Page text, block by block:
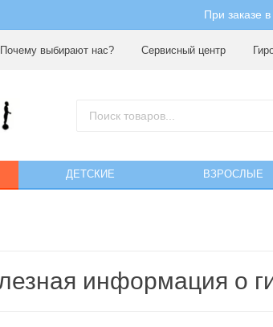
При заказе
Почему выбирают нас? Сервисный центр
ДЕТСКИЕ ВЗРОСЛЫЕ
информация о